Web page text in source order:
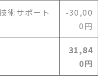
術サポート
-30,00
0円
31,84
0円